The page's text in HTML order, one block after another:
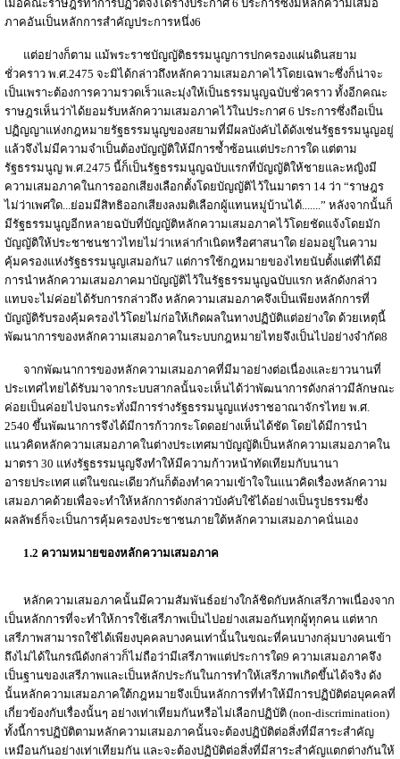
เมื่อคณะราษฎรทำการปฏิวัติจึงได้ร่างประกาศ 6 ประการซึ่งมีหลักความเสมอ
ภาคอันเป็นหลักการสำคัญประการหนึ่ง6
แต่อย่างก็ตาม แม้พระราชบัญญัติธรรมนูญการปกครองแผ่นดินสยาม
ชั่วคราว พ.ศ.2475 จะมิได้กล่าวถึงหลักความเสมอภาคไว้โดยเฉพาะซึ่งก็น่าจะ
เป็นเพราะต้องการความรวดเร็วและมุ่งให้เป็นธรรมนูญฉบับชั่วคราว ทั้งอีกคณะ
ราษฎรเห็นว่าได้ยอมรับหลักความเสมอภาคไว้ในประกาศ 6 ประการซึ่งถือเป็น
ปฏิญญาแห่งกฎหมายรัฐธรรมนูญของสยามที่มีผลบังคับได้ดังเช่นรัฐธรรมนูญอยู่
แล้วจึงไม่มีความจำเป็นต้องบัญญัติให้มีการซ้ำซ้อนแต่ประการใด แต่ตาม
รัฐธรรมนูญ พ.ศ.2475 นี้ก็เป็นรัฐธรรมนูญฉบับแรกที่บัญญัติให้ชายและหญิงมี
ความเสมอภาคในการออกเสียงเลือกตั้งโดยบัญญัติไว้ในมาตรา 14 ว่า “ราษฎร
ไม่ว่าเพศใด...ย่อมมีสิทธิออกเสียงลงมติเลือกผู้แทนหมู่บ้านได้.......” หลังจากนั้นก็
มีรัฐธรรมนูญอีกหลายฉบับที่บัญญัติหลักความเสมอภาคไว้โดยชัดแจ้งโดยมัก
บัญญัติให้ประชาชนชาวไทยไม่ว่าเหล่ากำเนิดหรือศาสนาใด ย่อมอยู่ในความ
คุ้มครองแห่งรัฐธรรมนูญเสมอกัน7 แต่การใช้กฎหมายของไทยนับตั้งแต่ที่ได้มี
การนำหลักความเสมอภาคมาบัญญัติไว้ในรัฐธรรมนูญฉบับแรก หลักดังกล่าว
แทบจะไม่ค่อยได้รับการกล่าวถึง หลักความเสมอภาคจึงเป็นเพียงหลักการที่
บัญญัติรับรองคุ้มครองไว้โดยไม่ก่อให้เกิดผลในทางปฏิบัติแต่อย่างใด ด้วยเหตุนี้
พัฒนาการของหลักความเสมอภาคในระบบกฎหมายไทยจึงเป็นไปอย่างจำกัด8
จากพัฒนาการของหลักความเสมอภาคที่มีมาอย่างต่อเนื่องและยาวนานที่
ประเทศไทยได้รับมาจากระบบสากลนั้นจะเห็นได้ว่าพัฒนาการดังกล่าวมีลักษณะ
ค่อยเป็นค่อยไปจนกระทั่งมีการร่างรัฐธรรมนูญแห่งราชอาณาจักรไทย พ.ศ.
2540 ขึ้นพัฒนาการจึงได้มีการก้าวกระโดดอย่างเห็นได้ชัด โดยได้มีการนำ
แนวคิดหลักความเสมอภาคในต่างประเทศมาบัญญัติเป็นหลักความเสมอภาคใน
มาตรา 30 แห่งรัฐธรรมนูญจึงทำให้มีความก้าวหน้าทัดเทียมกับนานา
อารยประเทศ แต่ในขณะเดียวกันก็ต้องทำความเข้าใจในแนวคิดเรื่องหลักความ
เสมอภาคด้วยเพื่อจะทำให้หลักการดังกล่าวบังคับใช้ได้อย่างเป็นรูปธรรมซึ่ง
ผลลัพธ์ก็จะเป็นการคุ้มครองประชาชนภายใต้หลักความเสมอภาคนั่นเอง
1.2 ความหมายของหลักความเสมอภาค
หลักความเสมอภาคนั้นมีความสัมพันธ์อย่างใกล้ชิดกับหลักเสรีภาพเนื่องจาก
เป็นหลักการที่จะทำให้การใช้เสรีภาพเป็นไปอย่างเสมอกันทุกผู้ทุกคน แต่หาก
เสรีภาพสามารถใช้ได้เพียงบุคคลบางคนเท่านั้นในขณะที่คนบางกลุ่มบางคนเข้า
ถึงไม่ได้ในกรณีดังกล่าวก็ไม่ถือว่ามีเสรีภาพแต่ประการใด9 ความเสมอภาคจึง
เป็นฐานของเสรีภาพและเป็นหลักประกันในการทำให้เสรีภาพเกิดขึ้นได้จริง ดัง
นั้นหลักความเสมอภาคใต้กฎหมายจึงเป็นหลักการที่ทำให้มีการปฏิบัติต่อบุคคลที่
เกี่ยวข้องกับเรื่องนั้นๆ อย่างเท่าเทียมกันหรือไม่เลือกปฏิบัติ (non-discrimination)
ทั้งนี้การปฏิบัติตามหลักความเสมอภาคนั้นจะต้องปฏิบัติต่อสิ่งที่มีสาระสำคัญ
เหมือนกันอย่างเท่าเทียมกัน และจะต้องปฏิบัติต่อสิ่งที่มีสาระสำคัญแตกต่างกันให้